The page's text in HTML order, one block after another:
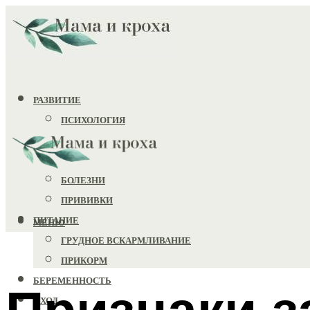
РАЗВИТИЕ
ПСИХОЛОГИЯ
ИГРУШКИ
ЗДОРОВЬЕ
БОЛЕЗНИ
ПРИВИВКИ
ПИТАНИЕ
ГРУДНОЕ ВСКАРМЛИВАНИЕ
ПРИКОРМ
БЕРЕМЕННОСТЬ
УХОД
МЕНЮ